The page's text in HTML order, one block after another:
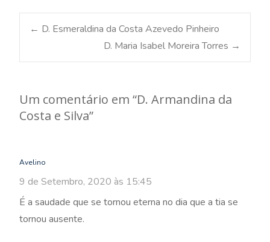
Post
← D. Esmeraldina da Costa Azevedo Pinheiro
D. Maria Isabel Moreira Torres →
Um comentário em “D. Armandina da
Costa e Silva”
Avelino
9 de Setembro, 2020 às 15:45
É a saudade que se tornou eterna no dia que a tia se
tornou ausente.